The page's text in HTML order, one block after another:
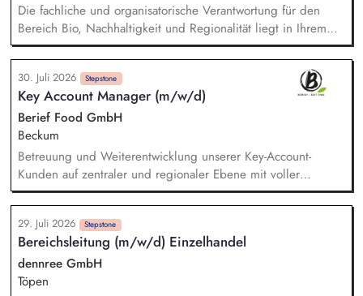
Die fachliche und organisatorische Verantwortung für den
Bereich Bio, Nachhaltigkeit und Regionalität liegt in Ihrem
Aufgabenbereich. Neue Ideen bringen Sie aktiv ein,
gestalten Veränderungen kreativ mit und treiben die
strategische Weiterentwicklung des Bereichs mit analytischem
Denken voran. Sortiments- und Nachhaltigkeitsstrategien
entwickeln Sie weiter und setzen Impulse für ein
zukunftsfähiges Angebot und stellen dabei sicher, dass
relevante Qualitäts-, Nachhaltigkeits- und
Zertifizierungsanforderungen berücksichtigt werden. Sie
analysieren Markt-, Kunden- und Sortimentsentwicklungen und
leiten daraus konkrete Maßnahmen ab. Potenziale für
nachhaltige, regionale und biologische Sortimente
identifizieren Sie und begleiten deren Umsetzung.
30. Juli 2026 Stepstone
Key Account Manager (m/w/d)
Berief Food GmbH
Beckum
Betreuung und Weiterentwicklung unserer Key-Account-
Kunden auf zentraler und regionaler Ebene mit voller
Umsatz-, Absatz- und Ertragsverantwortung. Entwicklung und
Umsetzung kundenindividueller Distributions- und
Wachstumsstrategien sowie Identifikation neuer
Geschäftsfelder. Kontinuierliche Analyse von Markt- und
Wettbewerbsentwicklungen sowie Ableitung gezielter
Maßnahmen auch im Sinne des Category-Managements.
29. Juli 2026 Stepstone
Bereichsleitung (m/w/d) Einzelhandel
dennree GmbH
Töpen